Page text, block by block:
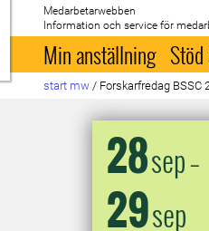
Till startsida
Medarbetarwebben
Information och service för
Min anställning
start mw / Forskarfredag BSSC
28sep–
29sep